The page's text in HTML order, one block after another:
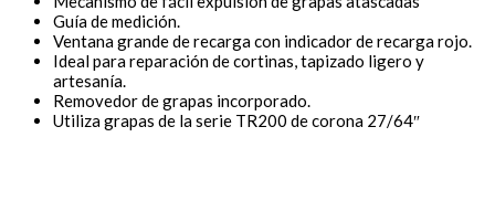
Guía de medición.
Ventana grande de recarga con indicador de recarga rojo.
Ideal para reparación de cortinas, tapizado ligero y
artesanía.
Removedor de grapas incorporado.
Utiliza grapas de la serie TR200 de corona 27/64″